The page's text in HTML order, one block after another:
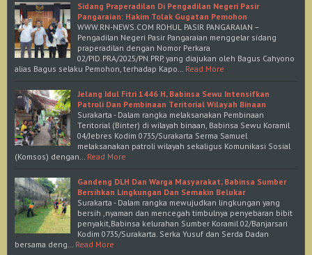
Sidang Praperadilan Di Pengadilan Negeri Pasir
Pangaraian: Hakim Tolak Gugatan Pemohon
WWW.RN-NEWS.COM ROHUL PASIR PANGARAIAN –
Pengadilan Negeri Pasir Pangaraian menggelar sidang
praperadilan dengan Nomor Perkara
02/PID.PRA/2025/PN.PRP, yang diajukan oleh Bagus Cahyono
alias Bagus selaku Pemohon, terhadap Kapo… Read More
Jelang Idul Fitri 1446 H, Babinsa Sewu Intensifkan
Patroli Dan Pembinaan Teritorial Wilayah Binaan
Surakarta - Dalam rangka melaksanakan Pembinaan
Teritorial (Binter) di wilayah binaan, Babinsa Sewu Koramil
04/Jebres Kodim 0735/Surakarta Serma Samuel
melaksanakan patroli wilayah sekaligus Komunikasi Sosial
(Komsos) dengan… Read More
Gandeng DLH Dan Warga Masyarakat, Babinsa Sumber
Bersihkan Lingkungan Dan Semakin Belukar
Surakarta - Dalam rangka mewujudkan lingkungan yang
bersih ,nyaman dan mencegah timbulnya penyebaran bibit
penyakit,Babinsa kelurahan Sumber Koramil 02/Banjarsari
Kodim 0735/Surakarta. Serka Yusuf dan Serda Dadan
bersama deng… Read More